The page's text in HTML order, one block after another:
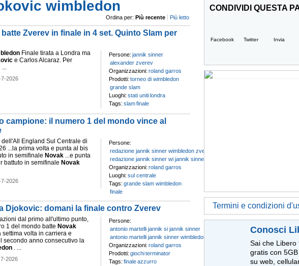
wimbledon
Ordina per: Più recente Più letto
Zverev in finale in 4 set. Quinto Slam per
Finale tirata a Londra ma
e Carlos Alcaraz. Per
...
7-2026
Persone: jannik sinner
alexander zverev
Organizzazioni: roland garros
Prodotti: torneo di wimbledon
grande slam
Luoghi: stati unitilondra
Tags: slamfinale
campione: il numero 1 del mondo vince al
dell'All England Sul Centrale di
...la prima volta e punta al bis
in semifinale Novak ...e punta
battuto in semifinale Novak
7-2026
Persone:
redazione jannik sinner wimbledon zverev
redazione jannik sinner wi jannik sinner
Organizzazioni: roland garros
Luoghi: sul centrale
Tags: grande slam wimbledon
finale
Djokovic: domani la finale contro Zverev
dal primo all'ultimo punto,
1 del mondo batte Novak
settima volta in carriera e
secondo anno consecutivo la
. ...
7-2026
Persone:
antonio martelli jannik si jannik sinner
antonio martelli jannik sinner wimbledon
Organizzazioni: roland garros
Prodotti: giochiterminator
Tags: finaleazzurro
CONDIVIDI QUESTA
Facebook Twitter Invia
Termini e condizioni
Conosci
Sai che Libero
gratis con
su web,